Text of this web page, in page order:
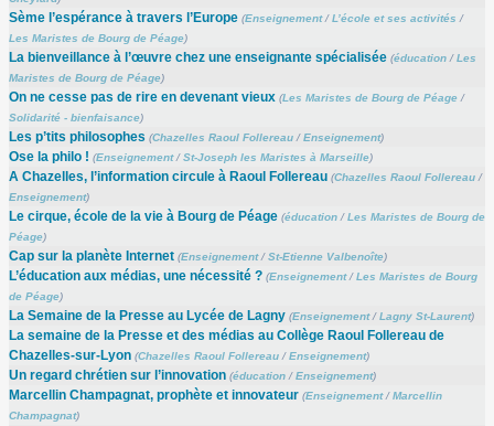
Sème l’espérance à travers l’Europe (Enseignement/L’école et ses activités /
Les Maristes de Bourg de Péage)
La bienveillance à l’œuvre chez une enseignante spécialisée (éducation/Les
Maristes de Bourg de Péage)
On ne cesse pas de rire en devenant vieux (Les Maristes de Bourg de Péage/
Solidarité - bienfaisance)
Les p’tits philosophes (Chazelles Raoul Follereau/Enseignement)
Ose la philo ! (Enseignement/St-Joseph les Maristes à Marseille)
A Chazelles, l’information circule à Raoul Follereau (Chazelles Raoul Follereau/
Enseignement)
Le cirque, école de la vie à Bourg de Péage (éducation/Les Maristes de Bourg de
Péage)
Cap sur la planète Internet (Enseignement/St-Etienne Valbenoîte)
L’éducation aux médias, une nécessité ? (Enseignement/Les Maristes de Bourg
de Péage)
La Semaine de la Presse au Lycée de Lagny (Enseignement/Lagny St-Laurent)
La semaine de la Presse et des médias au Collège Raoul Follereau de
Chazelles-sur-Lyon (Chazelles Raoul Follereau/Enseignement)
Un regard chrétien sur l’innovation (éducation/Enseignement)
Marcellin Champagnat, prophète et innovateur (Enseignement/Marcellin
Champagnat)